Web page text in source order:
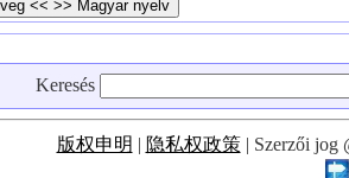
Keresés
版权申明 | 隐私权政策| Szerzői jog